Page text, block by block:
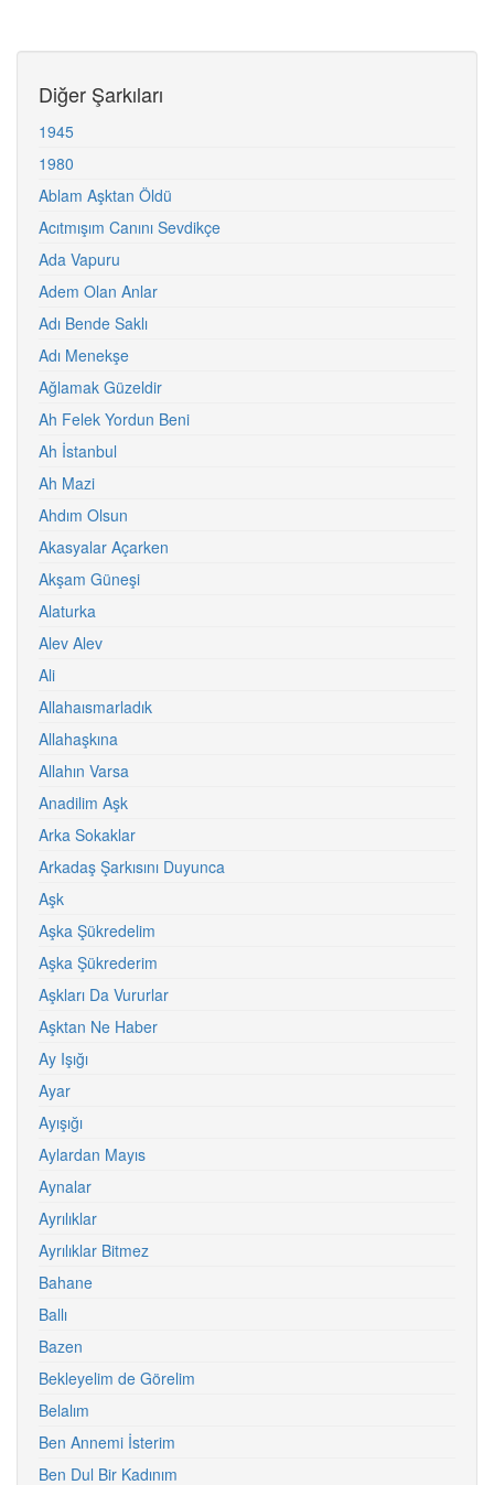
Diğer Şarkıları
1945
1980
Ablam Aşktan Öldü
Acıtmışım Canını Sevdikçe
Ada Vapuru
Adem Olan Anlar
Adı Bende Saklı
Adı Menekşe
Ağlamak Güzeldir
Ah Felek Yordun Beni
Ah İstanbul
Ah Mazi
Ahdım Olsun
Akasyalar Açarken
Akşam Güneşi
Alaturka
Alev Alev
Ali
Allahaısmarladık
Allahaşkına
Allahın Varsa
Anadilim Aşk
Arka Sokaklar
Arkadaş Şarkısını Duyunca
Aşk
Aşka Şükredelim
Aşka Şükrederim
Aşkları Da Vururlar
Aşktan Ne Haber
Ay Işığı
Ayar
Ayışığı
Aylardan Mayıs
Aynalar
Ayrılıklar
Ayrılıklar Bitmez
Bahane
Ballı
Bazen
Bekleyelim de Görelim
Belalım
Ben Annemi İsterim
Ben Dul Bir Kadınım